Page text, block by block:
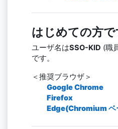
はじめての方
ユーザ名はSSO-KID (職
です。
＜推奨ブラウザ＞
Google Chrome
Firefox
Edge(Chromium ベ